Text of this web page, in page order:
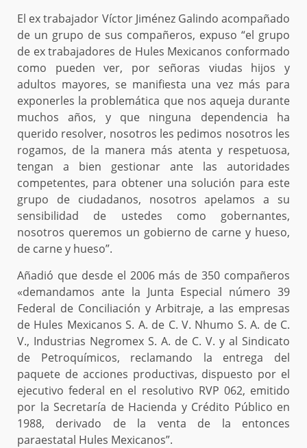
El ex trabajador Víctor Jiménez Galindo acompañado
de un grupo de sus compañeros, expuso “el grupo
de ex trabajadores de Hules Mexicanos conformado
como pueden ver, por señoras viudas hijos y
adultos mayores, se manifiesta una vez más para
exponerles la problemática que nos aqueja durante
muchos años, y que ninguna dependencia ha
querido resolver, nosotros les pedimos nosotros les
rogamos, de la manera más atenta y respetuosa,
tengan a bien gestionar ante las autoridades
competentes, para obtener una solución para este
grupo de ciudadanos, nosotros apelamos a su
sensibilidad de ustedes como gobernantes,
nosotros queremos un gobierno de carne y hueso,
de carne y hueso”.
Añadió que desde el 2006 más de 350 compañeros
«demandamos ante la Junta Especial número 39
Federal de Conciliación y Arbitraje, a las empresas
de Hules Mexicanos S. A. de C. V. Nhumo S. A. de C.
V., Industrias Negromex S. A. de C. V. y al Sindicato
de Petroquímicos, reclamando la entrega del
paquete de acciones productivas, dispuesto por el
ejecutivo federal en el resolutivo RVP 062, emitido
por la Secretaría de Hacienda y Crédito Público en
1988, derivado de la venta de la entonces
paraestatal Hules Mexicanos”.